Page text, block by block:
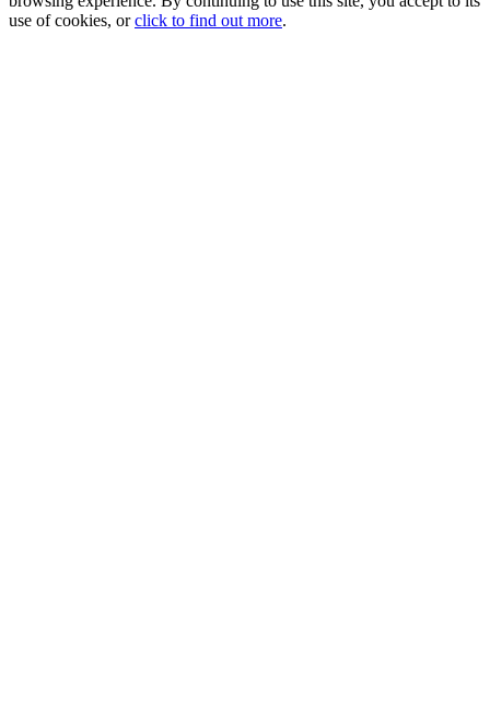
use of cookies, orclick to find out more.